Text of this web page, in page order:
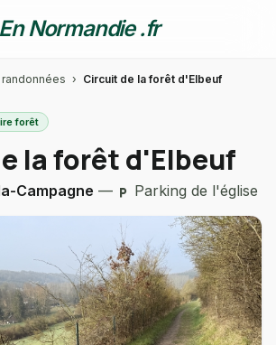
Normandie .fr
› Circuit de la forêt d'Elbeuf
forêt
la forêt d'Elbeuf
Campagne — local_parking Parking de l'église